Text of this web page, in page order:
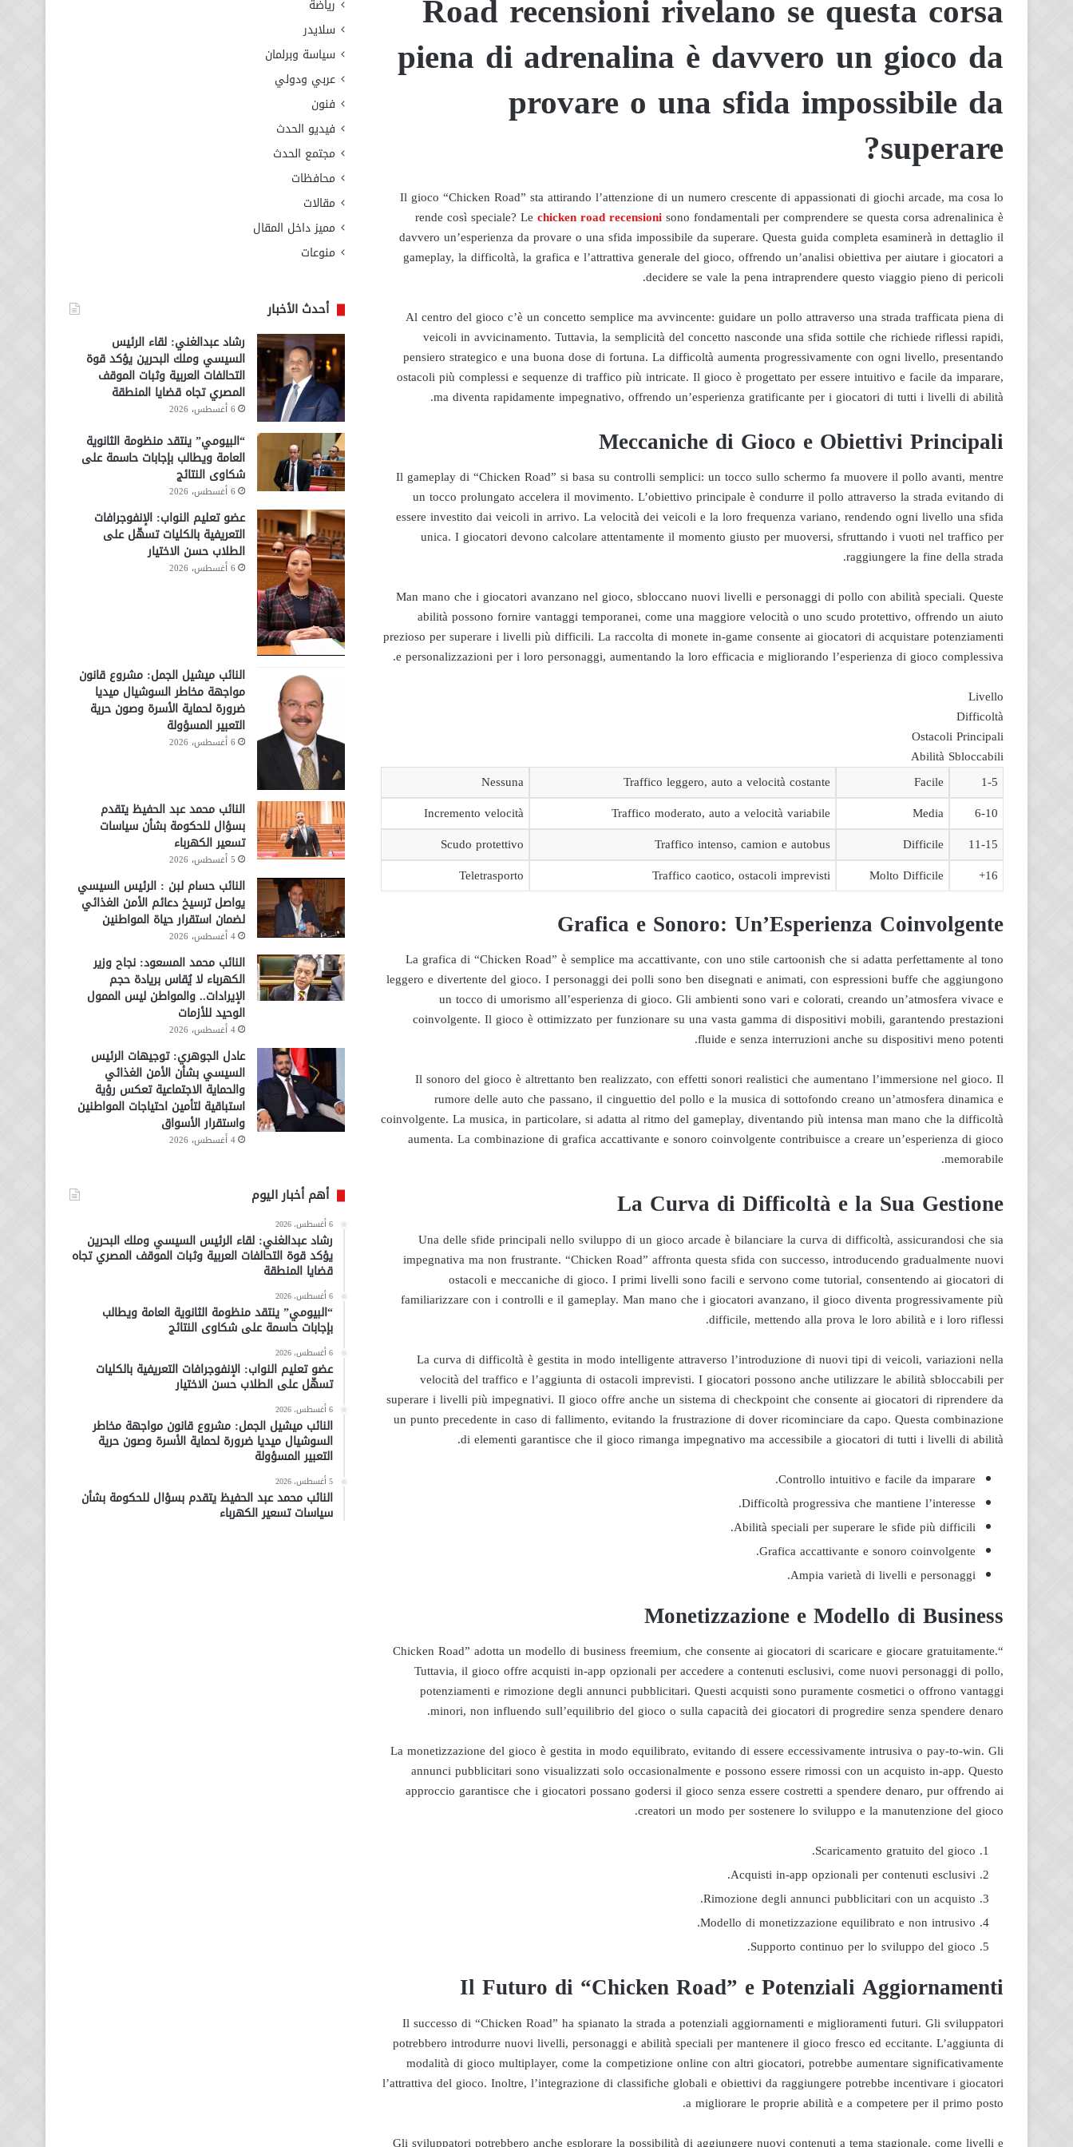
piena di adrenalina è davvero un gioco da
provare o una sfida impossibile da
superare?
Il gioco “Chicken Road” sta attirando l’attenzione di un numero crescente di appassionati di giochi arcade, ma cosa lo
rende così speciale? Le chicken road recensionisono fondamentali per comprendere se questa corsa adrenalinica è
davvero un’esperienza da provare o una sfida impossibile da superare. Questa guida completa esaminerà in dettaglio il
gameplay, la difficoltà, la grafica e l’attrattiva generale del gioco, offrendo un’analisi obiettiva per aiutare i giocatori a
decidere se vale la pena intraprendere questo viaggio pieno di pericoli.
Al centro del gioco c’è un concetto semplice ma avvincente: guidare un pollo attraverso una strada trafficata piena di
veicoli in avvicinamento. Tuttavia, la semplicità del concetto nasconde una sfida sottile che richiede riflessi rapidi,
pensiero strategico e una buona dose di fortuna. La difficoltà aumenta progressivamente con ogni livello, presentando
ostacoli più complessi e sequenze di traffico più intricate. Il gioco è progettato per essere intuitivo e facile da imparare,
ma diventa rapidamente impegnativo, offrendo un’esperienza gratificante per i giocatori di tutti i livelli di abilità.
Meccaniche di Gioco e Obiettivi Principali
Il gameplay di “Chicken Road” si basa su controlli semplici: un tocco sullo schermo fa muovere il pollo avanti, mentre
un tocco prolungato accelera il movimento. L’obiettivo principale è condurre il pollo attraverso la strada evitando di
essere investito dai veicoli in arrivo. La velocità dei veicoli e la loro frequenza variano, rendendo ogni livello una sfida
unica. I giocatori devono calcolare attentamente il momento giusto per muoversi, sfruttando i vuoti nel traffico per
raggiungere la fine della strada.
Man mano che i giocatori avanzano nel gioco, sbloccano nuovi livelli e personaggi di pollo con abilità speciali. Queste
abilità possono fornire vantaggi temporanei, come una maggiore velocità o uno scudo protettivo, offrendo un aiuto
prezioso per superare i livelli più difficili. La raccolta di monete in-game consente ai giocatori di acquistare potenziamenti
e personalizzazioni per i loro personaggi, aumentando la loro efficacia e migliorando l’esperienza di gioco complessiva.
Livello
Difficoltà
Ostacoli Principali
Abilità Sbloccabili
1-5
Facile
Traffico leggero, auto a velocità costante
Nessuna
6-10
Media
Traffico moderato, auto a velocità variabile
Incremento velocità
11-15
Difficile
Traffico intenso, camion e autobus
Scudo protettivo
16+
Molto Difficile
Traffico caotico, ostacoli imprevisti
Teletrasporto
Grafica e Sonoro: Un’Esperienza Coinvolgente
La grafica di “Chicken Road” è semplice ma accattivante, con uno stile cartoonish che si adatta perfettamente al tono
leggero e divertente del gioco. I personaggi dei polli sono ben disegnati e animati, con espressioni buffe che aggiungono
un tocco di umorismo all’esperienza di gioco. Gli ambienti sono vari e colorati, creando un’atmosfera vivace e
coinvolgente. Il gioco è ottimizzato per funzionare su una vasta gamma di dispositivi mobili, garantendo prestazioni
fluide e senza interruzioni anche su dispositivi meno potenti.
Il sonoro del gioco è altrettanto ben realizzato, con effetti sonori realistici che aumentano l’immersione nel gioco. Il
rumore delle auto che passano, il cinguettio del pollo e la musica di sottofondo creano un’atmosfera dinamica e
coinvolgente. La musica, in particolare, si adatta al ritmo del gameplay, diventando più intensa man mano che la difficoltà
aumenta. La combinazione di grafica accattivante e sonoro coinvolgente contribuisce a creare un’esperienza di gioco
memorabile.
La Curva di Difficoltà e la Sua Gestione
Una delle sfide principali nello sviluppo di un gioco arcade è bilanciare la curva di difficoltà, assicurandosi che sia
impegnativa ma non frustrante. “Chicken Road” affronta questa sfida con successo, introducendo gradualmente nuovi
ostacoli e meccaniche di gioco. I primi livelli sono facili e servono come tutorial, consentendo ai giocatori di
familiarizzare con i controlli e il gameplay. Man mano che i giocatori avanzano, il gioco diventa progressivamente più
difficile, mettendo alla prova le loro abilità e i loro riflessi.
La curva di difficoltà è gestita in modo intelligente attraverso l’introduzione di nuovi tipi di veicoli, variazioni nella
velocità del traffico e l’aggiunta di ostacoli imprevisti. I giocatori possono anche utilizzare le abilità sbloccabili per
superare i livelli più impegnativi. Il gioco offre anche un sistema di checkpoint che consente ai giocatori di riprendere da
un punto precedente in caso di fallimento, evitando la frustrazione di dover ricominciare da capo. Questa combinazione
di elementi garantisce che il gioco rimanga impegnativo ma accessibile a giocatori di tutti i livelli di abilità.
Controllo intuitivo e facile da imparare.
Difficoltà progressiva che mantiene l’interesse.
Abilità speciali per superare le sfide più difficili.
Grafica accattivante e sonoro coinvolgente.
Ampia varietà di livelli e personaggi.
Monetizzazione e Modello di Business
“Chicken Road” adotta un modello di business freemium, che consente ai giocatori di scaricare e giocare gratuitamente.
Tuttavia, il gioco offre acquisti in-app opzionali per accedere a contenuti esclusivi, come nuovi personaggi di pollo,
potenziamenti e rimozione degli annunci pubblicitari. Questi acquisti sono puramente cosmetici o offrono vantaggi
minori, non influendo sull’equilibrio del gioco o sulla capacità dei giocatori di progredire senza spendere denaro.
La monetizzazione del gioco è gestita in modo equilibrato, evitando di essere eccessivamente intrusiva o pay-to-win. Gli
annunci pubblicitari sono visualizzati solo occasionalmente e possono essere rimossi con un acquisto in-app. Questo
approccio garantisce che i giocatori possano godersi il gioco senza essere costretti a spendere denaro, pur offrendo ai
creatori un modo per sostenere lo sviluppo e la manutenzione del gioco.
Scaricamento gratuito del gioco.
Acquisti in-app opzionali per contenuti esclusivi.
Rimozione degli annunci pubblicitari con un acquisto.
Modello di monetizzazione equilibrato e non intrusivo.
Supporto continuo per lo sviluppo del gioco.
Il Futuro di “Chicken Road” e Potenziali Aggiornamenti
Il successo di “Chicken Road” ha spianato la strada a potenziali aggiornamenti e miglioramenti futuri. Gli sviluppatori
potrebbero introdurre nuovi livelli, personaggi e abilità speciali per mantenere il gioco fresco ed eccitante. L’aggiunta di
modalità di gioco multiplayer, come la competizione online con altri giocatori, potrebbe aumentare significativamente
l’attrattiva del gioco. Inoltre, l’integrazione di classifiche globali e obiettivi da raggiungere potrebbe incentivare i giocatori
a migliorare le proprie abilità e a competere per il primo posto.
رياضة
سلايدر
سياسة وبرلمان
عربي ودولي
فنون
فيديو الحدث
مجتمع الحدث
محافظات
مقالات
مميز داخل المقال
منوعات
أحدث الأخبار
رشاد عبدالغني: لقاء الرئيس
السيسي وملك البحرين يؤكد قوة
التحالفات العربية وثبات الموقف
المصري تجاه قضايا المنطقة
6 أغسطس، 2026
“البيومي” ينتقد منظومة الثانوية
العامة ويطالب بإجابات حاسمة على
شكاوى النتائج
6 أغسطس، 2026
عضو تعليم النواب: الإنفوجرافات
التعريفية بالكليات تسهّل على
الطلاب حسن الاختيار
6 أغسطس، 2026
النائب ميشيل الجمل: مشروع قانون
مواجهة مخاطر السوشيال ميديا
ضرورة لحماية الأسرة وصون حرية
التعبير المسؤولة
6 أغسطس، 2026
النائب محمد عبد الحفيظ يتقدم
بسؤال للحكومة بشأن سياسات
تسعير الكهرباء
5 أغسطس، 2026
النائب حسام لبن : الرئيس السيسي
يواصل ترسيخ دعائم الأمن الغذائي
لضمان استقرار حياة المواطنين
4 أغسطس، 2026
النائب محمد المسعود: نجاح وزير
الكهرباء لا يُقاس بريادة حجم
الإيرادات.. والمواطن ليس الممول
الوحيد للأزمات
4 أغسطس، 2026
عادل الجوهري: توجيهات الرئيس
السيسي بشأن الأمن الغذائي
والحماية الاجتماعية تعكس رؤية
استباقية لتأمين احتياجات المواطنين
واستقرار الأسواق
4 أغسطس، 2026
أهم أخبار اليوم
6 أغسطس، 2026
رشاد عبدالغني: لقاء الرئيس السيسي وملك البحرين
يؤكد قوة التحالفات العربية وثبات الموقف المصري تجاه
قضايا المنطقة
6 أغسطس، 2026
“البيومي” ينتقد منظومة الثانوية العامة ويطالب
بإجابات حاسمة على شكاوى النتائج
6 أغسطس، 2026
عضو تعليم النواب: الإنفوجرافات التعريفية بالكليات
تسهّل على الطلاب حسن الاختيار
6 أغسطس، 2026
النائب ميشيل الجمل: مشروع قانون مواجهة مخاطر
السوشيال ميديا ضرورة لحماية الأسرة وصون حرية
التعبير المسؤولة
5 أغسطس، 2026
النائب محمد عبد الحفيظ يتقدم بسؤال للحكومة بشأن
سياسات تسعير الكهرباء